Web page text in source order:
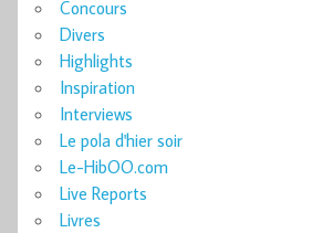
Concours
Divers
Highlights
Inspiration
Interviews
Le pola d'hier soir
Le-HibOO.com
Live Reports
Livres